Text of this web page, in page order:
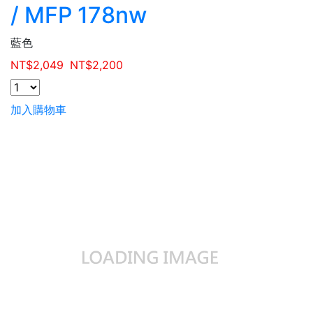
/ MFP 178nw
藍色
NT$2,049 NT$2,200
加入購物車